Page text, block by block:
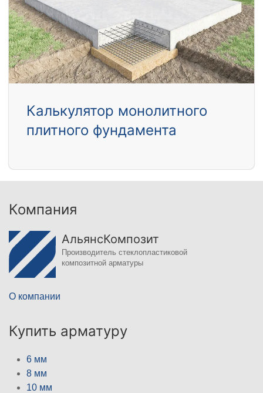
Калькулятор монолитного
плитного фундамента
Компания
АльянсКомпозит
Производитель стеклопластиковой
композитной арматуры
О компании
Купить арматуру
6 мм
8 мм
10 мм